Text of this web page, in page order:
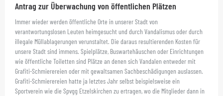
Antrag zur Überwachung von öffentlichen Plätzen
Immer wieder werden öffentliche Orte in unserer Stadt von
verantwortungslosen Leuten heimgesucht und durch Vandalismus oder durch
illegale Müllablagerungen verunstaltet. Die daraus resultierenden Kosten für
unsere Stadt sind immens. Spielplätze, Buswartehäuschen oder Einrichtungen
wie öffentliche Toiletten sind Plätze an denen sich Vandalen entweder mit
Grafiti-Schmierereien oder mit gewaltsamen Sachbeschädigungen auslassen.
Grafiti-Schmierereien hatte ja letztes Jahr selbst beispielsweise ein
Sportverein wie die Spvgg Etzelskirchen zu ertragen, wo die Mitglieder dann in